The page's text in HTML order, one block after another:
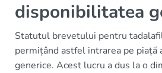
disponibilitatea
Statutul brevetului pentru
permițând astfel intrarea pe piață
generice. Acest lucru a dus la o